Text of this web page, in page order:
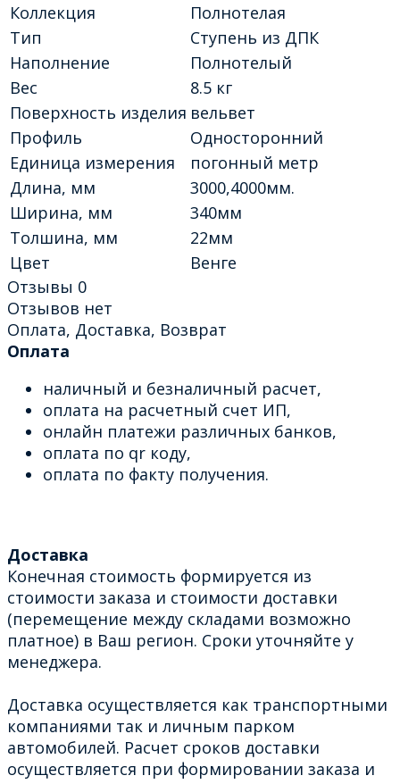
Коллекция
Полнотелая
Тип
Ступень из ДПК
Наполнение
Полнотелый
Вес
8.5 кг
Поверхность изделия вельвет
Профиль
Односторонний
Единица измерения
погонный метр
Длина, мм
3000,4000мм.
Ширина, мм
340мм
Толшина, мм
22мм
Цвет
Венге
Отзывы 0
Отзывов нет
Оплата, Доставка, Возврат
Оплата
наличный и безналичный расчет,
оплата на расчетный счет ИП,
онлайн платежи различных банков,
оплата по qr коду,
оплата по факту получения.
Доставка
Конечная стоимость формируется из
стоимости заказа и стоимости доставки
(перемещение между складами возможно
платное) в Ваш регион. Сроки уточняйте у
менеджера.
Доставка осуществляется как транспортными
компаниями так и личным парком
автомобилей. Расчет сроков доставки
осуществляется при формировании заказа и